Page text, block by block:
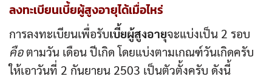
ลงทะเบียนเบี้ยผู้สูงอายุได้เมื่อไหร่
การลงทะเบียนเพื่อรับเบี้ยผู้สูงอายุจะแบ่งเป็น 2 รอบ
คือตามวัน เดือน ปีเกิด โดยแบ่งตามเกณฑ์วันเกิดครับ
ให้เอาวันที่ 2 กันยายน 2503 เป็นตัวตั้งครับ ดังนี้